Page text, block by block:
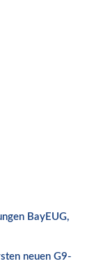
BayEUG,
neuen G9-